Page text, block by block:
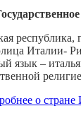
республика,
Италии-
язык –
о стране